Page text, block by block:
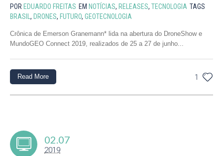
POR EDUARDO FREITAS EM NOTÍCIAS, RELEASES, TECNOLOGIA TAGS
BRASIL , DRONES, FUTURO, GEOTECNOLOGIA
Crônica de Emerson Granemann* lida na abertura do DroneShow e
MundoGEO Connect 2019, realizados de 25 a 27 de junho...
1
Read More
02.07
2019